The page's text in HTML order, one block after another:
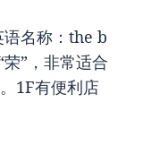
语名称：the b
”，非常适合
1F有便利店